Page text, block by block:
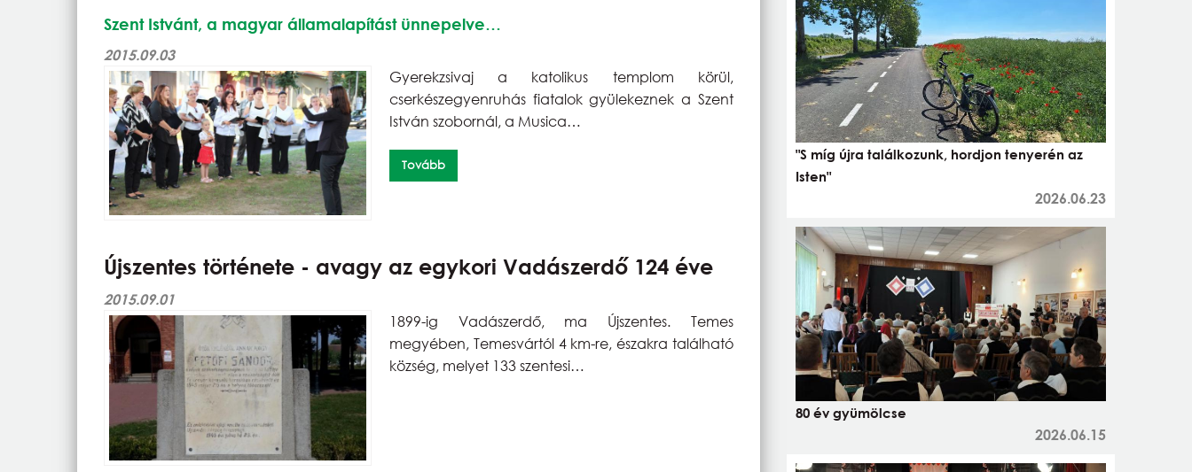
Szent Istvánt, a magyar államalapítást ünnepelve…
2015.09.03
Gyerekzsivaj a katolikus templom körül,
cserkészegyenruhás fiatalok gyülekeznek a Szent
István szobornál, a Musica…
Tovább
Újszentes története - avagy az egykori Vadászerdő 124 éve
2015.09.01
1899-ig Vadászerdő, ma Újszentes. Temes
megyében, Temesvártól 4 km-re, északra található
község, melyet 133 szentesi…
"S míg újra találkozunk, hordjon tenyerén az
Isten"
2026.06.23
80 év gyümölcse
2026.06.15